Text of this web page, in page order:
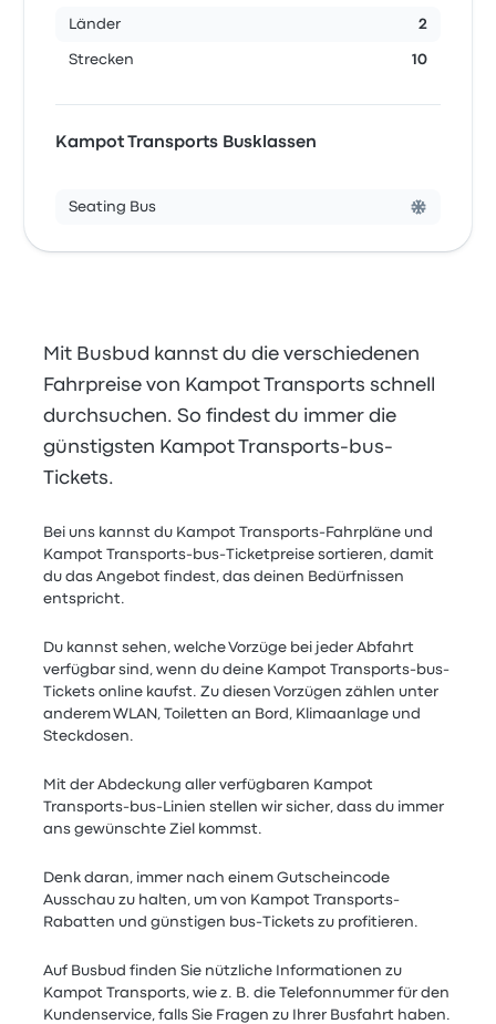
Länder 2
Strecken 10
Kampot Transports Busklassen
Seating Bus
Mit Busbud kannst du die verschiedenen
Fahrpreise von Kampot Transports schnell
durchsuchen. So findest du immer die
günstigsten Kampot Transports-bus-
Tickets.
Bei uns kannst du Kampot Transports-Fahrpläne und
Kampot Transports-bus-Ticketpreise sortieren, damit
du das Angebot findest, das deinen Bedürfnissen
entspricht.
Du kannst sehen, welche Vorzüge bei jeder Abfahrt
verfügbar sind, wenn du deine Kampot Transports-bus-
Tickets online kaufst. Zu diesen Vorzügen zählen unter
anderem WLAN, Toiletten an Bord, Klimaanlage und
Steckdosen.
Mit der Abdeckung aller verfügbaren Kampot
Transports-bus-Linien stellen wir sicher, dass du immer
ans gewünschte Ziel kommst.
Denk daran, immer nach einem Gutscheincode
Ausschau zu halten, um von Kampot Transports-
Rabatten und günstigen bus-Tickets zu profitieren.
Auf Busbud finden Sie nützliche Informationen zu
Kampot Transports, wie z. B. die Telefonnummer für den
Kundenservice, falls Sie Fragen zu Ihrer Busfahrt haben.